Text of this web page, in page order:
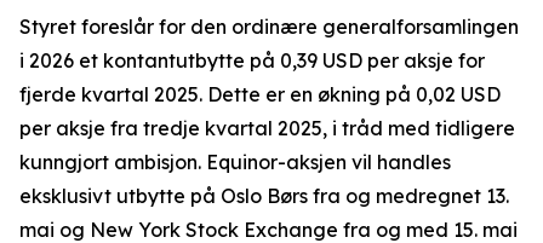
Styret foreslår for den ordinære generalforsamlingen
i 2026 et kontantutbytte på 0,39 USD per aksje for
fjerde kvartal 2025. Dette er en økning på 0,02 USD
per aksje fra tredje kvartal 2025, i tråd med tidligere
kunngjort ambisjon. Equinor-aksjen vil handles
eksklusivt utbytte på Oslo Børs fra og medregnet 13.
mai og New York Stock Exchange fra og med 15. mai